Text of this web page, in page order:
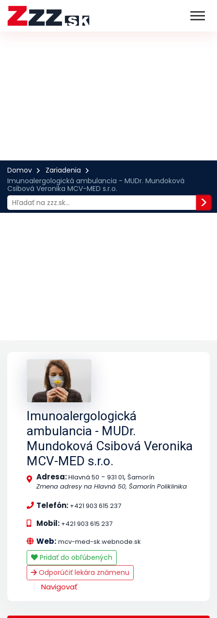
Domov
Zariadenia
Imunoalergologická ambulancia - MUDr. Mundoková
Csibová Veronika MCV-MED s.r.o.
Imunoalergologická
ambulancia - MUDr.
Mundoková Csibová Veronika
MCV-MED s.r.o.
Adresa:Hlavná 50 - 931 01, Šamorín
Zmena adresy na Hlavná 50, Šamorín Poliklinika
Telefón: +421 903 615 237
Mobil: +421 903 615 237
Web: mcv-med-sk.webnode.sk
Pridať do obľúbených
Odporúčiť lekára známenu
Navigovať